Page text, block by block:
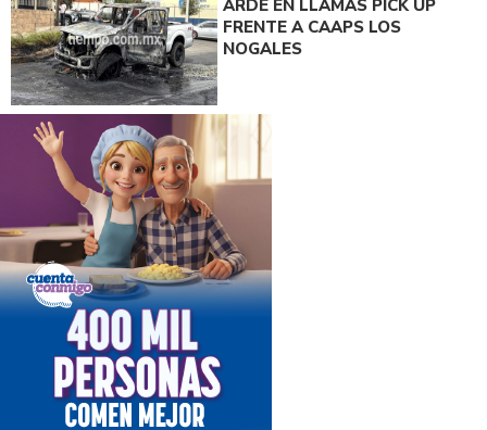
ARDE EN LLAMAS PICK UP
FRENTE A CAAPS LOS
NOGALES